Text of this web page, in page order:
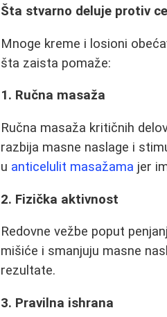
Šta stvarno deluje protiv
Mnoge kreme i losioni
šta zaista pomaže:
1. Ručna masaža
Ručna masaža kritičnih
razbija masne naslage i
u anticelulit masažama jer
2. Fizička aktivnost
Redovne vežbe poput
mišiće i smanjuju masne
rezultate.
3. Pravilna ishrana